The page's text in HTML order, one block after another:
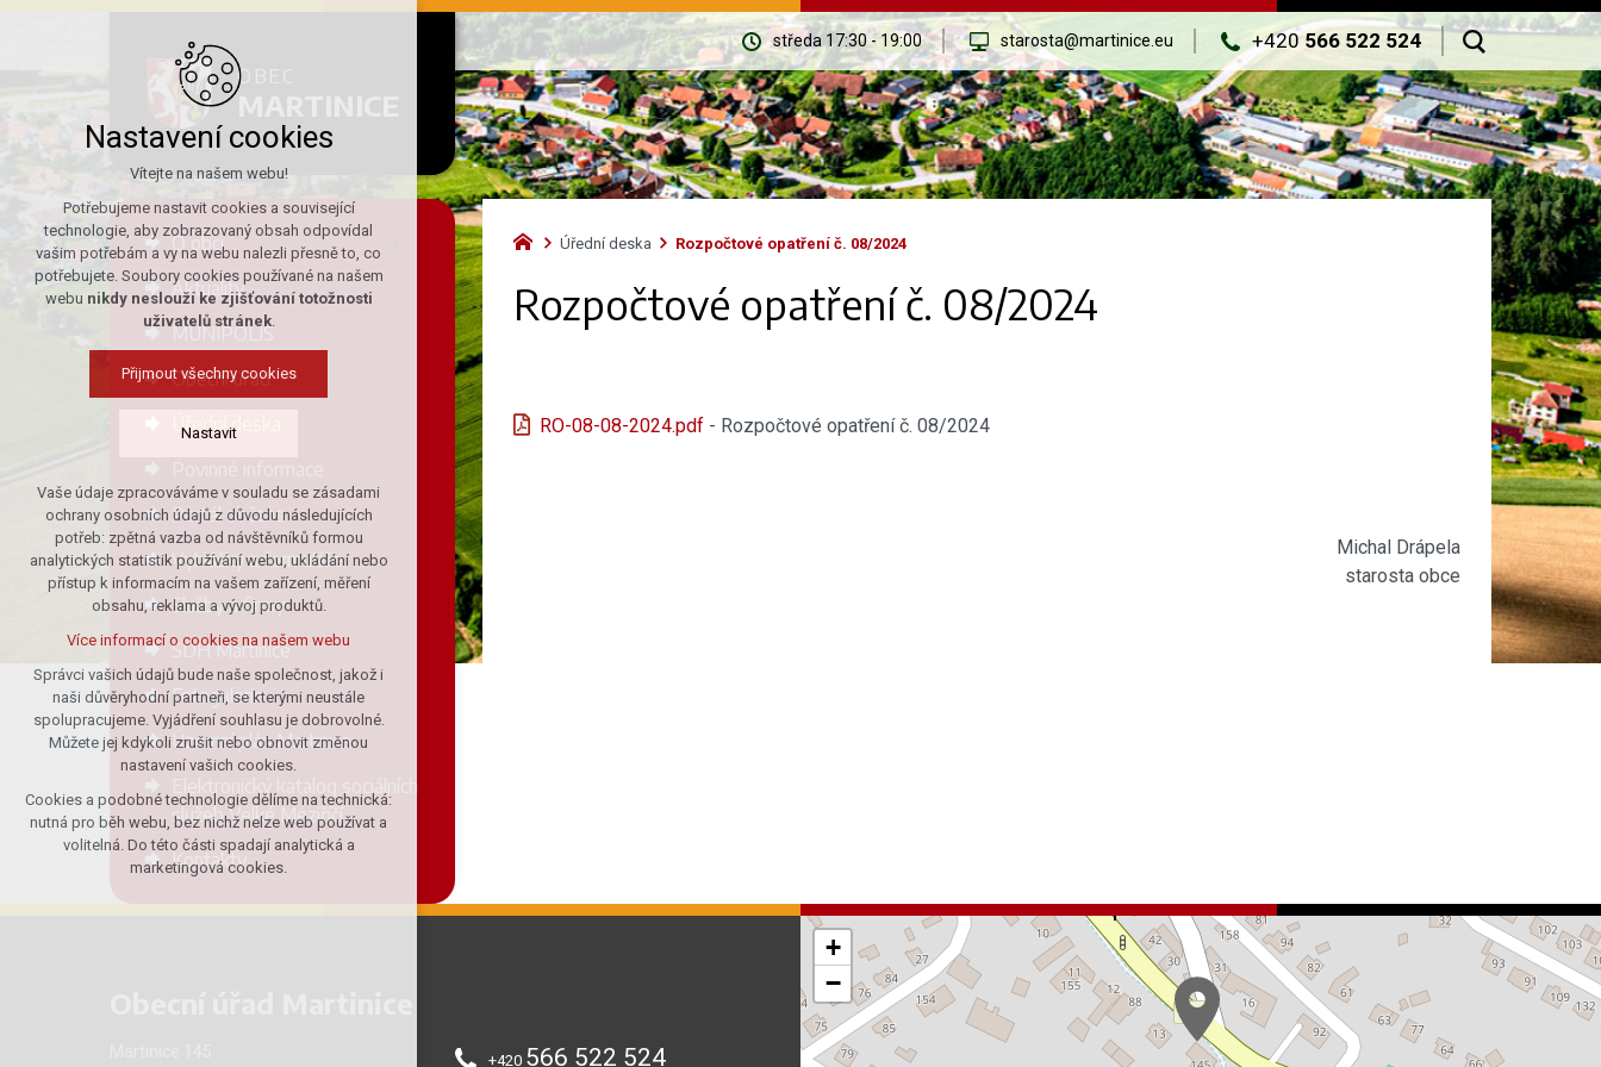
OBEC
středa 17:30 - 19:00 starosta@martinice.eu +420566 522 524
Úřední deska Rozpočtové opatření č. 08/2024
Rozpočtové opatření č. 08/2024
RO-08-08-2024.pdf - Rozpočtové opatření č. 08/2024
Michal Drápela
starosta obce
O obci
Aktuality
MUNIPOLIS
Obecní úřad
Úřední deska
Portál občana
Vyhlášky a formuláře
Služby a firmy
SDH Martinice
Fotogalerie
Územní plán Martinice
služeb Velké Meziříčí
Kontakty
+420 566 522 524
+
−
Nastavení cookies
Vítejte na našem webu!
Potřebujeme nastavit cookies a související
technologie, aby zobrazovaný obsah odpovídal
vašim potřebám a vy na webu nalezli přesně to, co
potřebujete. Soubory cookies používané na našem
webu nikdy neslouží ke zjišťování totožnosti
uživatelů stránek.
Přijmout všechny cookies
Nastavit
Technická cookies
nutná pro provozování webu
udržení kontextu stránek (session):
případná přihlášení, volby jazyka, apod.
Volitelná cookies
analytická pro anonymizované
vyhodnocení návštěvnosti
marketingová cookies (Google)
Více informací o cookies na našem webu
Přijmout všechny cookies
Odmítnout vše
Vaše údaje zpracováváme v souladu se zásadami
ochrany osobních údajů z důvodu následujících
potřeb: zpětná vazba od návštěvníků formou
analytických statistik používání webu, ukládání nebo
přístup k informacím na vašem zařízení, měření
obsahu, reklama a vývoj produktů.
Více informací o cookies na našem webu
Správci vašich údajů bude naše společnost, jakož i
naši důvěryhodní partneři, se kterými neustále
spolupracujeme. Vyjádření souhlasu je dobrovolné.
Můžete jej kdykoli zrušit nebo obnovit změnou
nastavení vašich cookies.
Cookies a podobné technologie dělíme na technická:
nutná pro běh webu, bez nichž nelze web používat a
volitelná. Do této části spadají analytická a
marketingová cookies.